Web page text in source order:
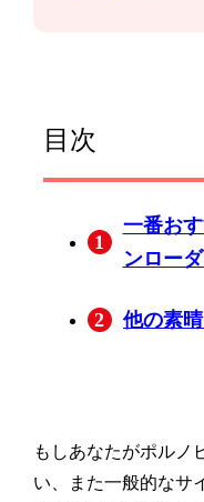
目次
1
一番お
ンロー
2 他の素
もしあなたがポルノ
い、また一般的なサ